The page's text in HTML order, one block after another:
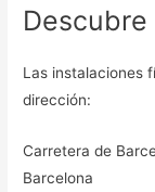
Las instalaciones
dirección:
Carretera de
Barcelona